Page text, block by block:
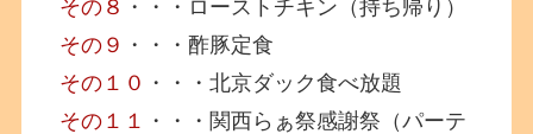
その８ ・・・ローストチキン（持ち帰り）
その９ ・・・酢豚定食
その１０ ・・・北京ダック食べ放題
その１１ ・・・関西らぁ祭感謝祭（パーテ